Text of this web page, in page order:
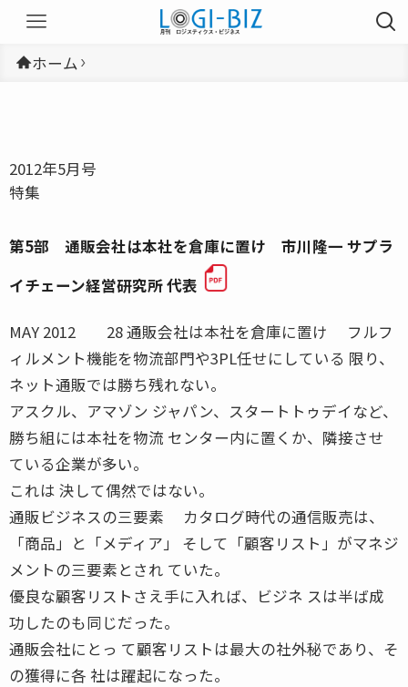
ホーム
2012年5月号
特集
第5部 通販会社は本社を倉庫に置け 市川隆一 サプラ
イチェーン経営研究所 代表
MAY 2012 28 通販会社は本社を倉庫に置け フルフ
ィルメント機能を物流部門や3PL任せにしている 限り、
ネット通販では勝ち残れない。
アスクル、アマゾン ジャパン、スタートトゥデイなど、
勝ち組には本社を物流 センター内に置くか、隣接させ
ている企業が多い。
これは 決して偶然ではない。
通販ビジネスの三要素 カタログ時代の通信販売は、
「商品」と「メディア」 そして「顧客リスト」がマネジ
メントの三要素とされ ていた。
優良な顧客リストさえ手に入れば、ビジネ スは半ば成
功したのも同じだった。
通販会社にとっ て顧客リストは最大の社外秘であり、そ
の獲得に各 社は躍起になった。